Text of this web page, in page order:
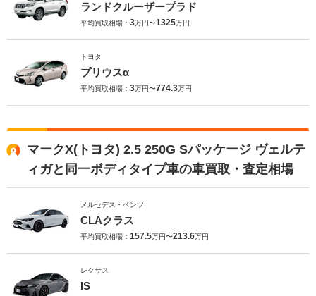
ランドクルーザープラド
平均買取相場： 3万円〜1325万円
トヨタ
プリウスα
平均買取相場： 3万円〜774.3万円
マークX(トヨタ) 2.5 250G Sパッケージ ヴェルテ
ィガと同一ボディタイプ車の車買取・査定相場
メルセデス・ベンツ
CLAクラス
平均買取相場： 157.5万円〜213.6万円
レクサス
IS